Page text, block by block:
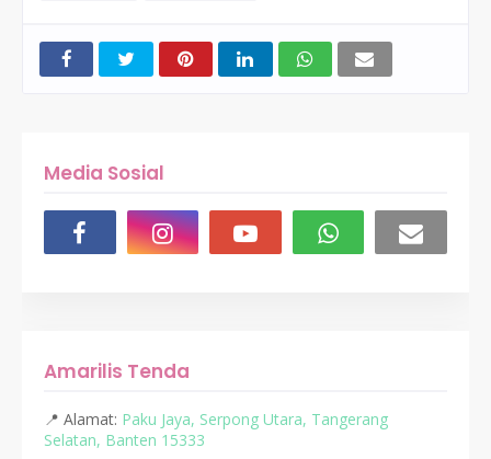
Media Sosial
Amarilis Tenda
📍 Alamat: Paku Jaya, Serpong Utara, Tangerang
Selatan, Banten 15333